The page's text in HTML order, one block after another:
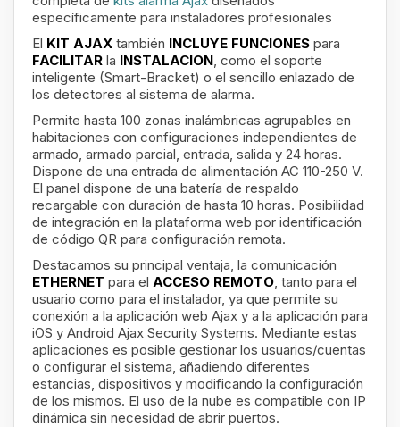
específicamente para instaladores profesionales
El KIT AJAX también INCLUYE FUNCIONES para
FACILITAR la INSTALACION, como el soporte
inteligente (Smart-Bracket) o el sencillo enlazado de
los detectores al sistema de alarma.
Permite hasta 100 zonas inalámbricas agrupables en
habitaciones con configuraciones independientes de
armado, armado parcial, entrada, salida y 24 horas.
Dispone de una entrada de alimentación AC 110-250 V.
El panel dispone de una batería de respaldo
recargable con duración de hasta 10 horas. Posibilidad
de integración en la plataforma web por identificación
de código QR para configuración remota.
Destacamos su principal ventaja, la comunicación
ETHERNET para el ACCESO REMOTO, tanto para el
usuario como para el instalador, ya que permite su
conexión a la aplicación web Ajax y a la aplicación para
iOS y Android Ajax Security Systems. Mediante estas
aplicaciones es posible gestionar los usuarios/cuentas
o configurar el sistema, añadiendo diferentes
estancias, dispositivos y modificando la configuración
de los mismos. El uso de la nube es compatible con IP
dinámica sin necesidad de abrir puertos.